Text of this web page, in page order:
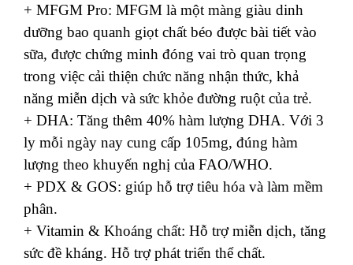
+ MFGM Pro: MFGM là một màng giàu dinh
dưỡng bao quanh giọt chất béo được bài tiết vào
sữa, được chứng minh đóng vai trò quan trọng
trong việc cải thiện chức năng nhận thức, khả
năng miễn dịch và sức khỏe đường ruột của trẻ.
+ DHA: Tăng thêm 40% hàm lượng DHA. Với 3
ly mỗi ngày nay cung cấp 105mg, đúng hàm
lượng theo khuyến nghị của FAO/WHO.
+ PDX & GOS: giúp hỗ trợ tiêu hóa và làm mềm
phân.
+ Vitamin & Khoáng chất: Hỗ trợ miễn dịch, tăng
sức đề kháng. Hỗ trợ phát triển thể chất.